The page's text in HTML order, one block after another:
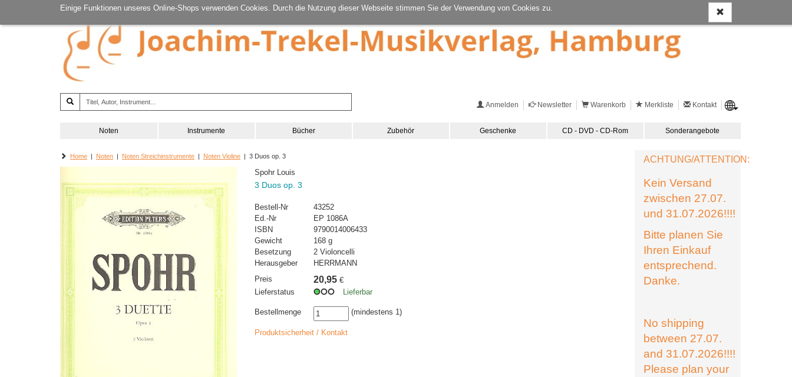
Einige Funktionen unseres Online-Shops verwenden Cookies. Durch die Nutzung dieser Webseite stimmen Sie der Verwendung von Cookies zu.
Anmelden Newsletter Warenkorb Merkliste Kontakt
Noten Instrumente Bücher Zubehör Geschenke CD - DVD - CD-Rom Sonderangebote
Home | Noten | Noten Streichinstrumente | Noten Violine | 3 Duos op. 3
Spohr Louis
3 Duos op. 3
Bestell-Nr
43252
Ed.-Nr
EP 1086A
ISBN
9790014006433
Gewicht
168 g
Besetzung
2 Violoncelli
Herausgeber
HERRMANN
Preis
20,95 €
Lieferstatus
Lieferbar
Bestellmenge (mindestens 1)
Produktsicherheit / Kontakt
ACHTUNG/ATTENTION:
Kein Versand
zwischen 27.07.
und 31.07.2026!!!!
Bitte planen Sie
Ihren Einkauf
entsprechend.
Danke.
No shipping
between 27.07.
and 31.07.2026!!!!
Please plan your